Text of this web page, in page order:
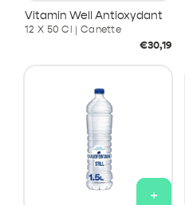
Vitamin Well Antioxydant
12 X 50 Cl | Canette
Prix
€30,19
+